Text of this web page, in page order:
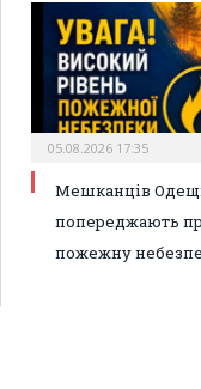
05.08.2026 17:35
Мешканців
попереджають
пожежну